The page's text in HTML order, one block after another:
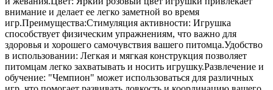
внимание и делает ее легко заметной во время
игр.Преимущества:Стимуляция активности: Игрушка
способствует физическим упражнениям, что важно для
здоровья и хорошего самочувствия вашего питомца.Удобство
в использовании: Легкая и мягкая конструкция позволяет
питомцам легко захватывать и носить игрушку.Развлечение и
обучение: "Чемпион" может использоваться для различных